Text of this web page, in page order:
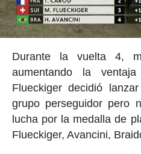
Durante la vuelta 4,
aumentando la
Flueckiger decidió
grupo perseguidor pero
lucha por la medalla de
Flueckiger, Avancini,